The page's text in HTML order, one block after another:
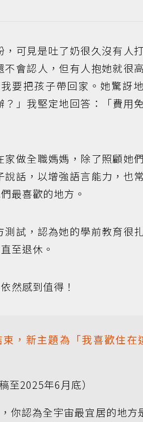
可見是吐了奶很久沒有人
會認人，但有人抱她就很
要把孩子帶回家。她驚訝地
」我堅定地回答：「費用
做全職媽媽，除了照顧她
話，以增強語言能力，也
最喜歡的地方。
試，認為她的學前教育很
至退休。
然感到值得！
，新主題為「我喜歡住在
至2025年6月底）
你認為全宇宙最宜居的地方